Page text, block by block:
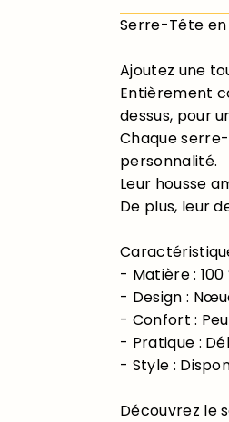
Serre-Tête
Ajoutez une
Entièrement
dessus, pour
Chaque
personnalité.
Leur housse
De plus, leur
- Matière :
- Design :
- Confort :
- Pratique :
- Style :
Découvrez le